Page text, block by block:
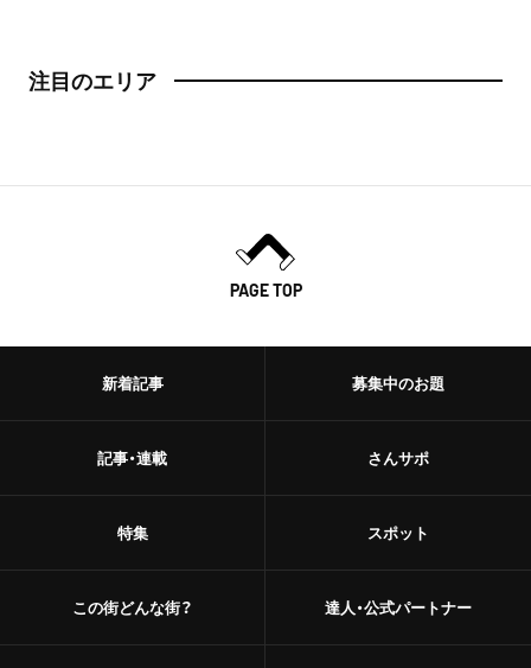
注目のエリア
PAGE TOP
新着記事
記事・連載
特集
この街どんな街？
募集中のお題
さんサポ
スポット
達人・公式パートナー